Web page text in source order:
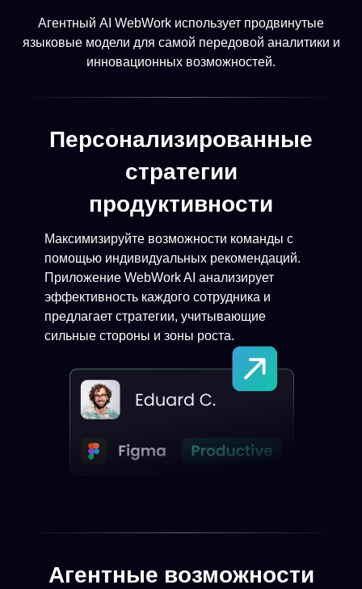
Агентный AI WebWork использует продвинутые
языковые модели для самой передовой аналитики и
инновационных возможностей.
Персонализированные
стратегии
продуктивности
Максимизируйте возможности команды с
помощью индивидуальных рекомендаций.
Приложение WebWork AI анализирует
эффективность каждого сотрудника и
предлагает стратегии, учитывающие
сильные стороны и зоны роста.
Агентные возможности